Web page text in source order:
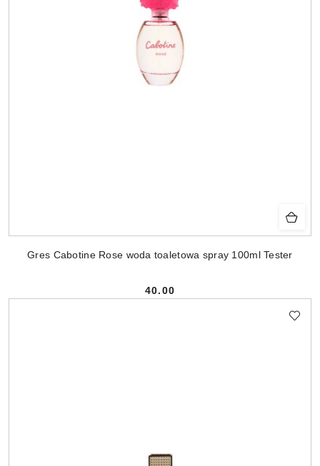
Gres Cabotine Rose woda toaletowa spray 100ml Tester
Cena:
40.00